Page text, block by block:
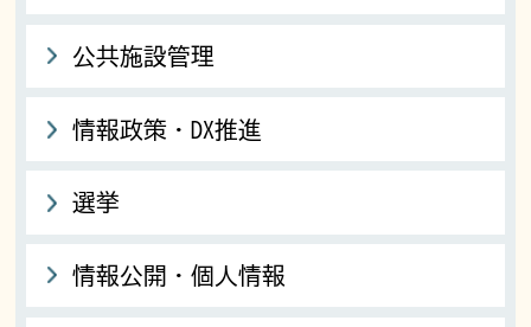
公共施設管理
情報政策・DX推進
選挙
情報公開・個人情報